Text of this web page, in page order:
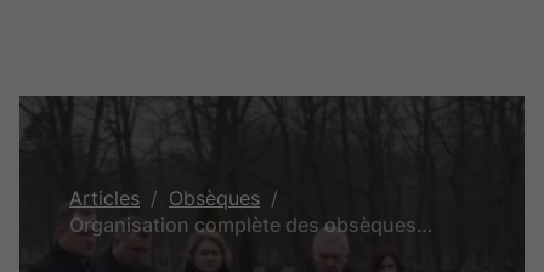
Articles
Obsèques
Organisation complète des obsèques civiles ou religieuses